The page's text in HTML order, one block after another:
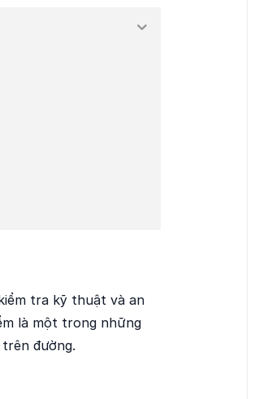
tra kỹ thuật và an
là một trong những
đường.